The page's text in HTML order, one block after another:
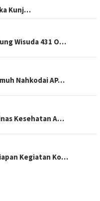
Kunj…
Wisuda 431 O…
Nahkodai AP…
Kesehatan A…
Kegiatan Ko…